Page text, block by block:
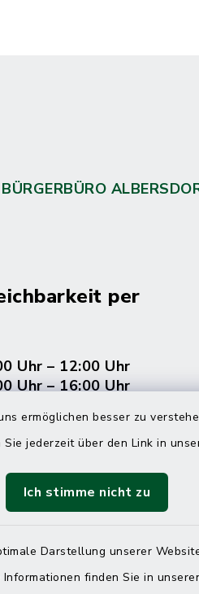
ermöglichen besser zu
jederzeit über den Link in
Ich stimme nicht zu
Darstellung unserer
finden Sie in
BÜRGERBÜRO
per
Uhr – 12:00 Uhr
Uhr – 16:00 Uhr
Uhr – 12:00 Uhr
finden aber online
uns gerne unter der